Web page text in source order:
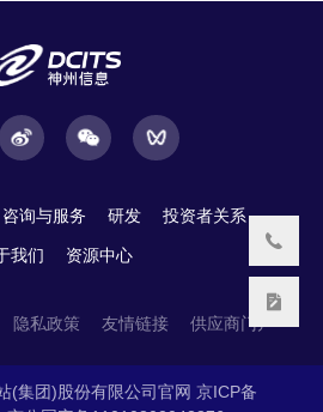
咨询与服务 研发 投资者关系
我们 资源中心
隐私政策 友情链接 供应商门户
(集团)股份有限公司官网 京ICP备